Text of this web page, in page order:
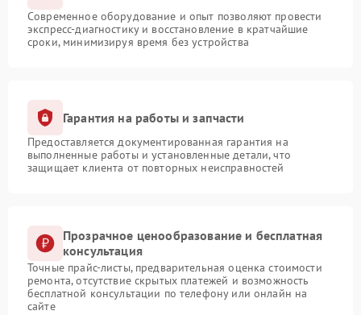
Современное оборудование и опыт позволяют провести
экспресс-диагностику и восстановление в кратчайшие
сроки, минимизируя время без устройства
Гарантия на работы и запчасти
Предоставляется документированная гарантия на
выполненные работы и установленные детали, что
защищает клиента от повторных неисправностей
Прозрачное ценообразование и бесплатная
консультация
Точные прайс-листы, предварительная оценка стоимости
ремонта, отсутствие скрытых платежей и возможность
бесплатной консультации по телефону или онлайн на
сайте